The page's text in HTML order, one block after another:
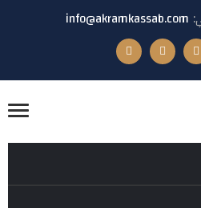
info@akramkassab.com